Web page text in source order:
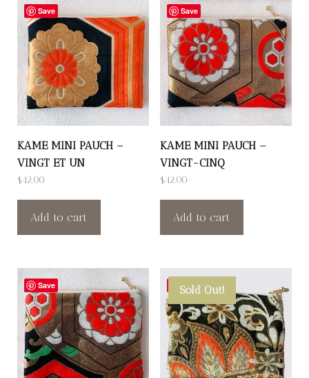
Save
KAME MINI PAUCH –
VINGT ET UN
$42.00
Add to cart
Save
KAME MINI PAUCH –
VINGT-CINQ
$42.00
Add to cart
Save Save
Sold Out!